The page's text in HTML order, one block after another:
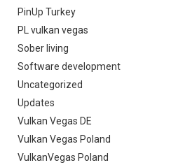
PinUp Turkey
PL vulkan vegas
Sober living
Software development
Uncategorized
Updates
Vulkan Vegas DE
Vulkan Vegas Poland
VulkanVegas Poland